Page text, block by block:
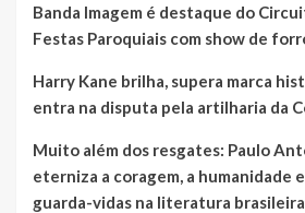
Banda Imagem é destaque do
Festas Paroquiais com show de
Harry Kane brilha, supera marca
entra na disputa pela artilharia da
Muito além dos resgates: Paulo
eterniza a coragem, a humanidade
guarda-vidas na literatura brasileira